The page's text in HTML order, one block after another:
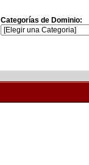
Categorías de Dominio: